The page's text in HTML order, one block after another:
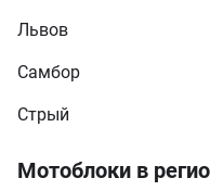
Львов
Самбор
Стрый
Мотоблоки в